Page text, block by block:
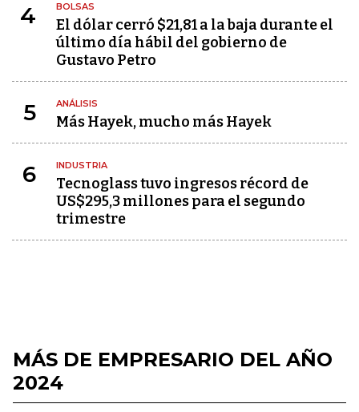
4 BOLSAS
El dólar cerró $21,81 a la baja durante el
último día hábil del gobierno de
Gustavo Petro
5 ANÁLISIS
Más Hayek, mucho más Hayek
6 INDUSTRIA
Tecnoglass tuvo ingresos récord de
US$295,3 millones para el segundo
trimestre
MÁS DE EMPRESARIO DEL AÑO
2024